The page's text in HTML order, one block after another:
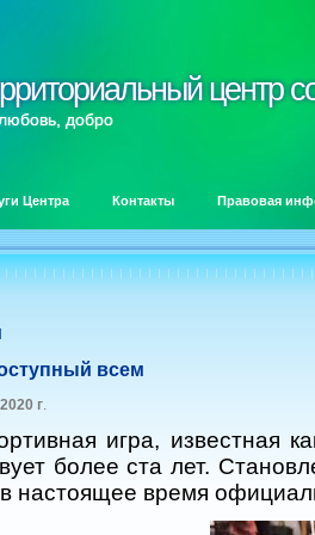
центр
центр
добро
Центра Контакты Правовая
всем
г.
игра, известная
более ста лет.
настоящее время